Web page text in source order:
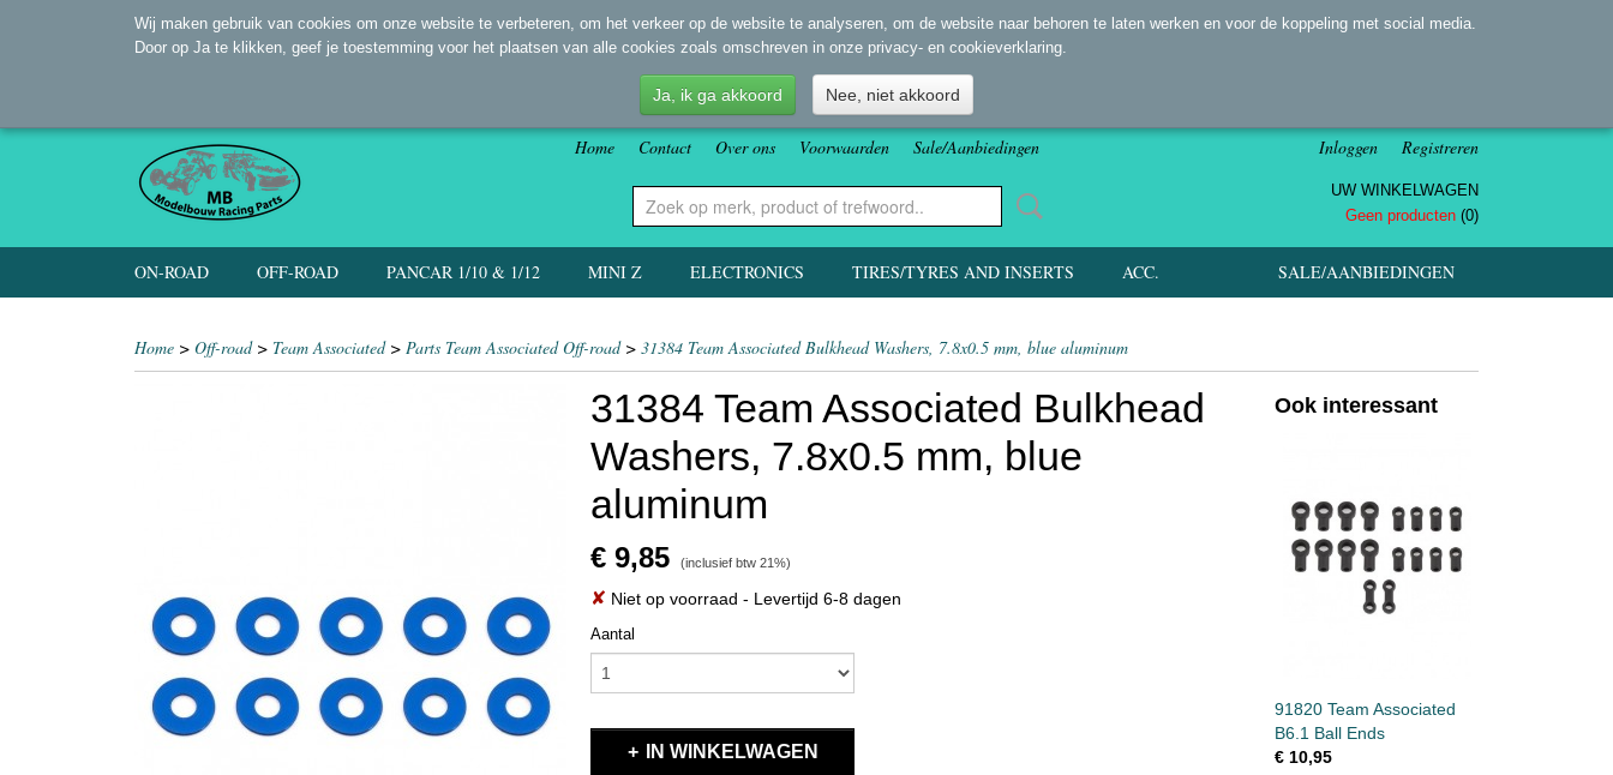
Home Contact Over ons Voorwaarden Sale/Aanbiedingen Inloggen Registreren
UW WINKELWAGEN
Geen producten (0)
SALE/AANBIEDINGEN
ON-ROAD OFF-ROAD PANCAR 1/10 & 1/12 MINI Z ELECTRONICS TIRES/TYRES AND INSERTS ACC.
Home > Off-road> Team Associated> Parts Team Associated Off-road> 31384 Team Associated Bulkhead Washers, 7.8x0.5 mm, blue aluminum
31384 Team Associated Bulkhead
Washers, 7.8x0.5 mm, blue
aluminum
€ 9,85 (inclusief btw 21%)
✘ Niet op voorraad - Levertijd 6-8 dagen
Aantal
IN WINKELWAGEN
Ook interessant
91820 Team Associated
B6.1 Ball Ends
€ 10,95
Wij maken gebruik van cookies om onze website te verbeteren, om het verkeer op de website te analyseren, om de website naar behoren te laten werken en voor de koppeling met social media.
Door op Ja te klikken, geef je toestemming voor het plaatsen van alle cookies zoals omschreven in onze privacy- en cookieverklaring.
Ja, ik ga akkoord Nee, niet akkoord